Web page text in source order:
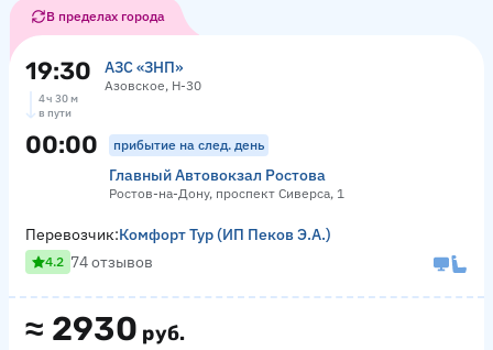
В пределах города
19:30 АЗС «ЗНП»
Азовское, Н-30
4 ч 30 м
в пути
00:00 прибытие на след. день
Главный Автовокзал Ростова
Ростов-на-Дону, проспект Сиверса, 1
≈ 2930 руб.
Перевозчик:Комфорт Тур (ИП Пеков Э.А.)
4.2 74 отзывов